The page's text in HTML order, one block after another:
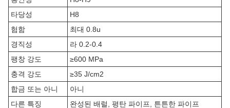
타당성
H8
험함
최대 0.8u
경직성
라 0.2-0.4
팽창 강도
≥600 MPa
충격 강도
≥35 J/cm2
합금 또는 아니
아니
다른 특징
완성된 배럴, 평탄 파이프, 튼튼한 파이프